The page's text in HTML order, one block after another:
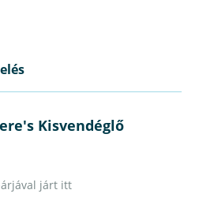
Kisvendéglő
járt itt